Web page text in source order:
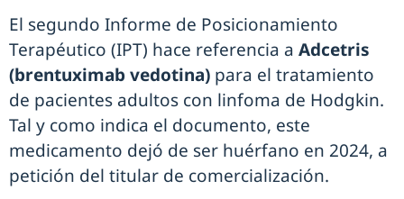
El segundo Informe de Posicionamiento
Terapéutico (IPT) hace referencia a Adcetris
(brentuximab vedotina) para el tratamiento
de pacientes adultos con linfoma de Hodgkin.
Tal y como indica el documento, este
medicamento dejó de ser huérfano en 2024, a
petición del titular de comercialización.